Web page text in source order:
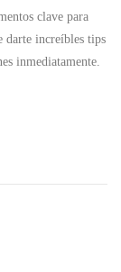
clave para
darte increíbles tips
inmediatamente.